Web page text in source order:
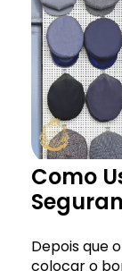
Como
Depois que
colocar o